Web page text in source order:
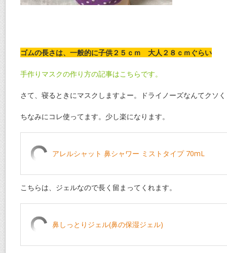
ゴムの長さは、一般的に子供２５ｃｍ 大人２８ｃｍぐらい
手作りマスクの作り方の記事はこちらです。
さて、寝るときにマスクしますよー。ドライノーズなんてクソ
ちなみにコレ使ってます。少し楽になります。
アレルシャット 鼻シャワー ミストタイプ 70mL
こちらは、ジェルなので長く留まってくれます。
鼻しっとりジェル(鼻の保湿ジェル)